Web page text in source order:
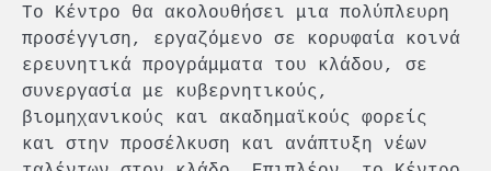
Το Κέντρο θα ακολουθήσει μια πολύπλευρη
προσέγγιση, εργαζόμενο σε κορυφαία κοινά
ερευνητικά προγράμματα του κλάδου, σε
συνεργασία με κυβερνητικούς,
βιομηχανικούς και ακαδημαϊκούς φορείς
και στην προσέλκυση και ανάπτυξη νέων